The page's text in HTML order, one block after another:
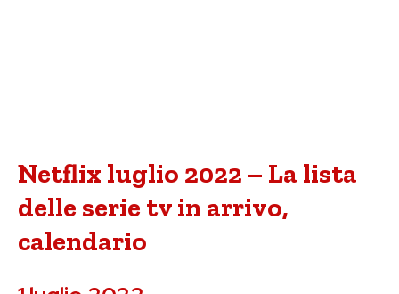
Netflix luglio 2022 – La lista
delle serie tv in arrivo,
calendario